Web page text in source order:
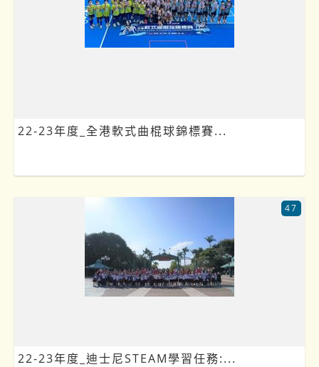
22-23年度_全港軟式曲棍球錦標賽...
22-23年度_迪士尼STEAM學習任務:...
47